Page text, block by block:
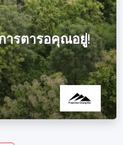
ารตารอคุณอยู่!